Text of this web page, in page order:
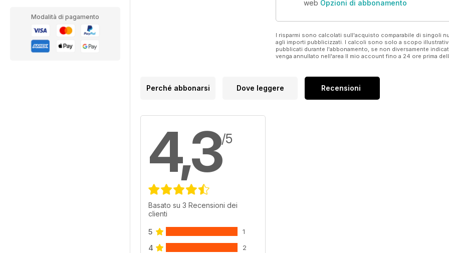
Modalità di pagamento
web Opzioni di abbonamento
I risparmi sono calcolati sull'acquisto comparabile di singoli
agli importi pubblicizzati. I calcoli sono solo a scopo
pubblicati durante l'abbonamento, se non diversamente
venga annullato nell'area Il mio account fino a 24 ore prima
Perché abbonarsi Dove leggere Recensioni
4,3/5
Basato su 3 Recensioni dei
clienti
5 1
4 2